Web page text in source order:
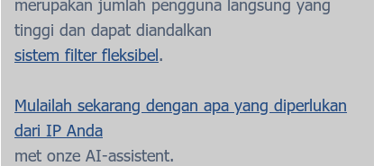
merupakan jumlah pengguna langsung yang
tinggi dan dapat diandalkan
sistem filter fleksibel.
Mulailah sekarang dengan apa yang diperlukan
dari IP Anda
met onze AI-assistent.